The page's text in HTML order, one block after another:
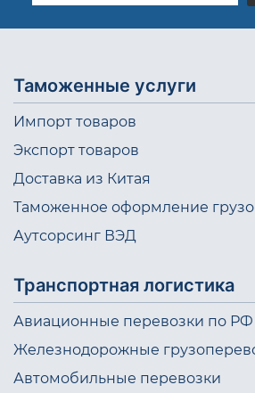
Таможенные услуги
Импорт товаров
Экспорт товаров
Доставка из Китая
Таможенное оформление
Аутсорсинг ВЭД
Транспортная логистика
Авиационные перевозки по РФ
Железнодорожные
Автомобильные перевозки